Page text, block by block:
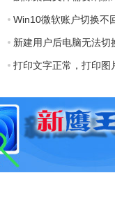
Win10微软账户切换不
新建用户后电脑无法
打印文字正常，打印图